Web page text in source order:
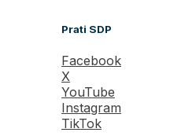
Prati SDP
Facebook
X
YouTube
Instagram
TikTok